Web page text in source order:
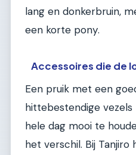
lang en donkerbruin,
een korte pony.
Accessoires die de
Een pruik met een
hittebestendige
hele dag mooi te
het verschil. Bij